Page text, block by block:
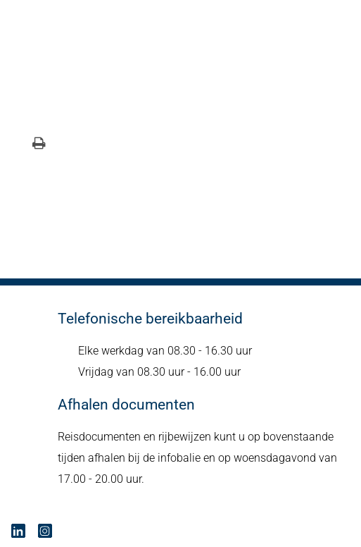
Telefonische bereikbaarheid
Elke werkdag van 08.30 - 16.30 uur
Vrijdag van 08.30 uur - 16.00 uur
Afhalen documenten
Reisdocumenten en rijbewijzen kunt u op bovenstaande
tijden afhalen bij de infobalie en op woensdagavond van
17.00 - 20.00 uur.